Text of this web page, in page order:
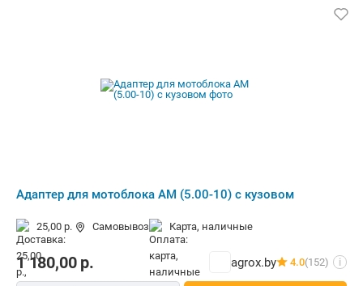
Адаптер для мотоблока АМ (5.00-10) с кузовом
25,00 р. Самовывоз карта, наличные
1 180,00р. agrox.by 4.0(152) i